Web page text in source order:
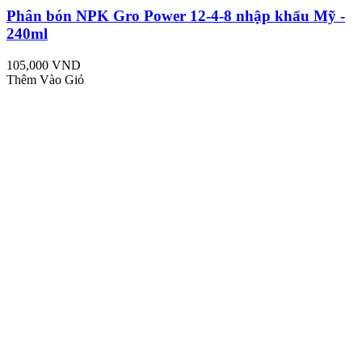
Phân bón NPK Gro Power 12-4-8 nhập khẩu Mỹ -
240ml
105,000 VND
Thêm Vào Giỏ